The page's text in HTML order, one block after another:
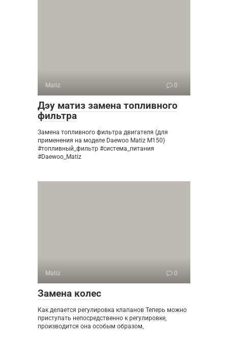
Matiz 0
Дэу матиз замена топливного
фильтра
Замена топливного фильтра двигателя (для
применения на моделе Daewoo Matiz M150)
#топливный_фильтр #система_питания
#Daewoo_Matiz
Matiz 0
Замена колес
Как делается регулировка клапанов Теперь можно
приступать непосредственно к регулировке,
производится она особым образом,